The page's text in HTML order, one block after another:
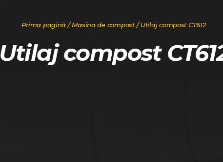
Prima pagină /Masina de compost/ Utilaj compost CT612
Utilaj compost